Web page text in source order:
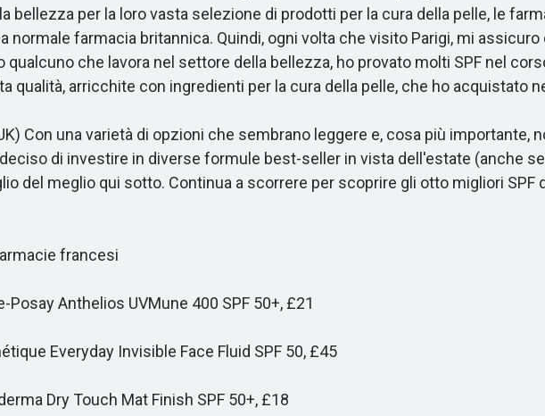
bellezza per la loro vasta selezione di prodotti per la cura della pelle, le
normale farmacia britannica. Quindi, ogni volta che visito Parigi, mi
qualcuno che lavora nel settore della bellezza, ho provato molti SPF nel
qualità, arricchite con ingredienti per la cura della pelle, che ho acquistato
Con una varietà di opzioni che sembrano leggere e, cosa più importante,
di investire in diverse formule best-seller in vista dell'estate (anche
del meglio qui sotto. Continua a scorrere per scoprire gli otto migliori
francesi
Anthelios UVMune 400 SPF 50+, £21
Everyday Invisible Face Fluid SPF 50, £45
Dry Touch Mat Finish SPF 50+, £18